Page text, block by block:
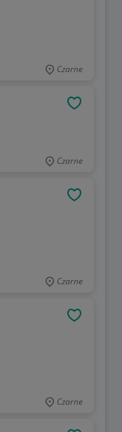
Czarne
Czarne
Czarne
Czarne